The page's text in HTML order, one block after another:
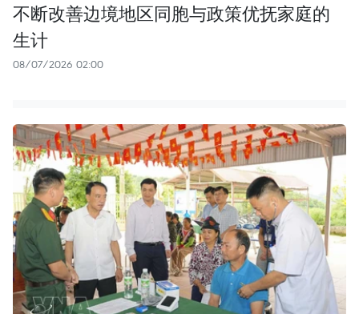
不断改善边境地区同胞与政策优抚家庭的
生计
08/07/2026 02:00